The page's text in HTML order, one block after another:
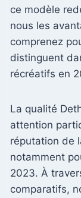
ce modèle
nous les
comprenez
distinguent
récréatifs en
La qualité
attention
réputation de
notamment
2023. À
comparatifs,